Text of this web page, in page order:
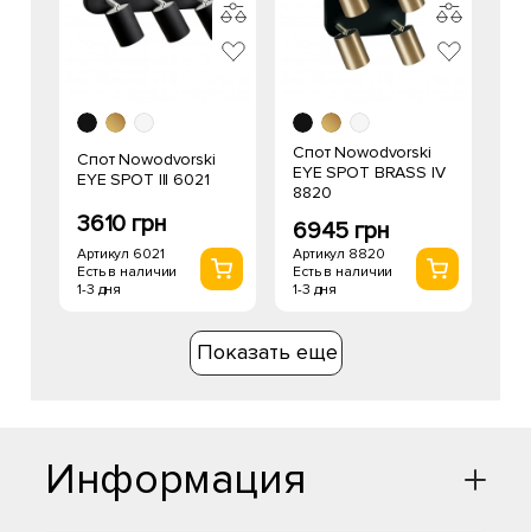
Спот Nowodvorski
EYE SPOT III 6021
3610 грн
Артикул 6021
Есть в наличии
1-3 дня
Спот Nowodvorski
EYE SPOT BRASS IV
8820
6945 грн
Артикул 8820
Есть в наличии
1-3 дня
Показать еще
Информация